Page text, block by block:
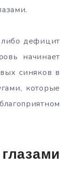
либо дефицит
начинает
синяков в
которые